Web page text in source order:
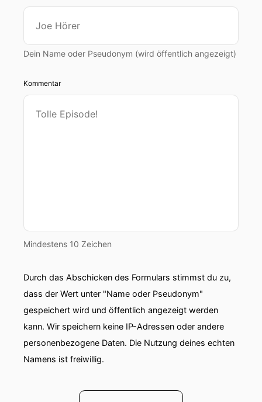
Dein Name oder Pseudonym (wird öffentlich angezeigt)
Kommentar
Mindestens 10 Zeichen
Durch das Abschicken des Formulars stimmst du zu,
dass der Wert unter "Name oder Pseudonym"
gespeichert wird und öffentlich angezeigt werden
kann. Wir speichern keine IP-Adressen oder andere
personenbezogene Daten. Die Nutzung deines echten
Namens ist freiwillig.